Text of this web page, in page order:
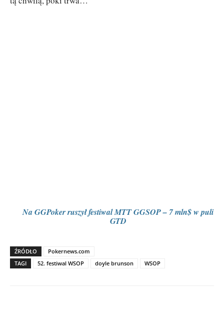
Na GGPoker ruszył festiwal MTT GGSOP – 7 mln$ w puli
GTD
ŹRÓDŁO
Pokernews.com
TAGI
52. festiwal WSOP doyle brunson WSOP